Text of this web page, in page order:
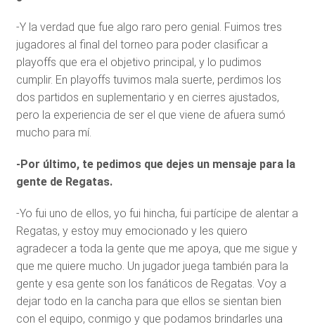
-Y la verdad que fue algo raro pero genial. Fuimos tres
jugadores al final del torneo para poder clasificar a
playoffs que era el objetivo principal, y lo pudimos
cumplir. En playoffs tuvimos mala suerte, perdimos los
dos partidos en suplementario y en cierres ajustados,
pero la experiencia de ser el que viene de afuera sumó
mucho para mí.
-Por último, te pedimos que dejes un mensaje para la
gente de Regatas.
-Yo fui uno de ellos, yo fui hincha, fui partícipe de alentar a
Regatas, y estoy muy emocionado y les quiero
agradecer a toda la gente que me apoya, que me sigue y
que me quiere mucho. Un jugador juega también para la
gente y esa gente son los fanáticos de Regatas. Voy a
dejar todo en la cancha para que ellos se sientan bien
con el equipo, conmigo y que podamos brindarles una